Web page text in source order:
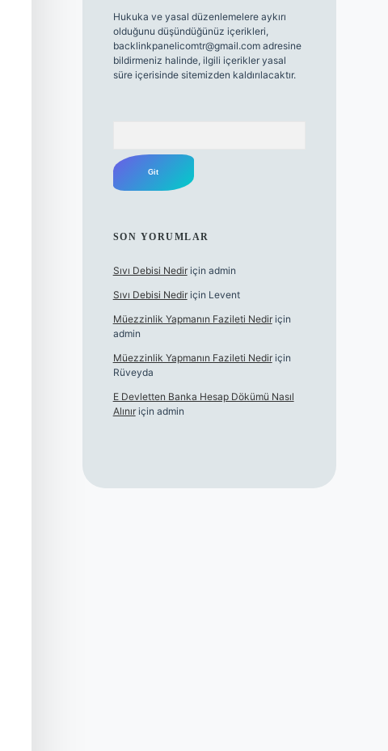
Hukuka ve yasal düzenlemelere aykırı
olduğunu düşündüğünüz içerikleri,
backlinkpanelicomtr@gmail.comadresine
bildirmeniz halinde, ilgili içerikler yasal
süre içerisinde sitemizden kaldırılacaktır.
SON YORUMLAR
Sıvı Debisi Nediriçin admin
Sıvı Debisi Nediriçin Levent
Müezzinlik Yapmanın Fazileti Nediriçin
admin
Müezzinlik Yapmanın Fazileti Nediriçin
Rüveyda
E Devletten Banka Hesap Dökümü Nasıl
Alınıriçin admin